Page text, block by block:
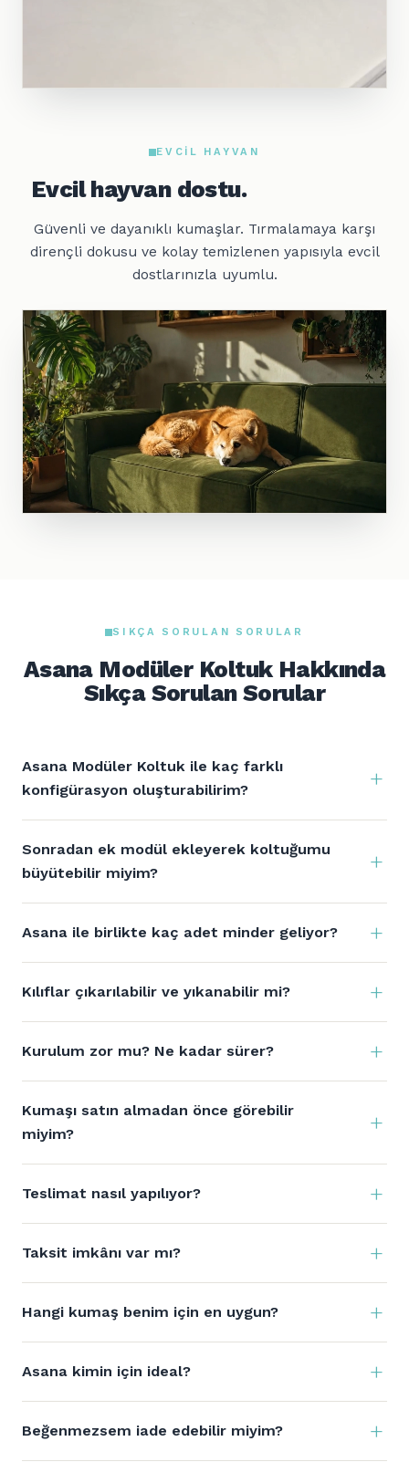
EVCIL HAYVAN
Evcil hayvan dostu.
Güvenli ve dayanıklı kumaşlar. Tırmalamaya karşı
dirençli dokusu ve kolay temizlenen yapısıyla evcil
dostlarınızla uyumlu.
SIKÇA SORULAN SORULAR
Asana Modüler Koltuk Hakkında
Sıkça Sorulan Sorular
Asana Modüler Koltuk ile kaç farklı
konfigürasyon oluşturabilirim?
Sonradan ek modül ekleyerek koltuğumu
büyütebilir miyim?
Asana ile birlikte kaç adet minder geliyor?
Kılıflar çıkarılabilir ve yıkanabilir mi?
Kurulum zor mu? Ne kadar sürer?
Kumaşı satın almadan önce görebilir
miyim?
Teslimat nasıl yapılıyor?
Taksit imkânı var mı?
Hangi kumaş benim için en uygun?
Asana kimin için ideal?
Beğenmezsem iade edebilir miyim?